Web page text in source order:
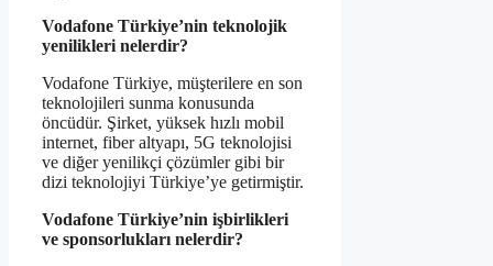
Vodafone Türkiye’nin teknolojik
yenilikleri nelerdir?
Vodafone Türkiye, müşterilere en son
teknolojileri sunma konusunda
öncüdür. Şirket, yüksek hızlı mobil
internet, fiber altyapı, 5G teknolojisi
ve diğer yenilikçi çözümler gibi bir
dizi teknolojiyi Türkiye’ye getirmiştir.
Vodafone Türkiye’nin işbirlikleri
ve sponsorlukları nelerdir?